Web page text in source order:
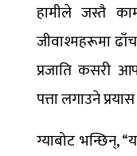
हामीले जस्तै
जीवाश्महरूमा
प्रजाति कसरी
पत्ता लगाउने
ग्याबोट भन्छिन्,